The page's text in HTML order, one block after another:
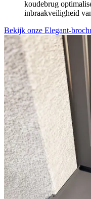
koudebrug
inbraakveiligheid
Bekijk onze Elegant-